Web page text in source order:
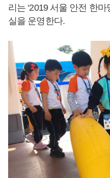
리는 ‘2019 서울 안전 한
실을 운영한다.